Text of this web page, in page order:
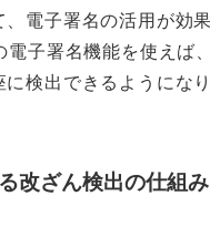
電子署名の活用が効果
電子署名機能を使えば
検出できるようになり
改ざん検出の仕組み